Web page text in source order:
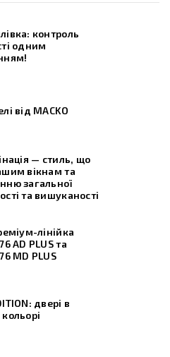
контроль
одним
від MACKO
— стиль, що
вікнам та
загальної
та вишуканості
лінійка
AD PLUS та
МD PLUS
двері в